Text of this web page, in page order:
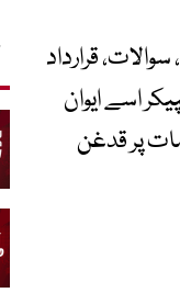
قرارداد
اسے ایوان
پر قدغن